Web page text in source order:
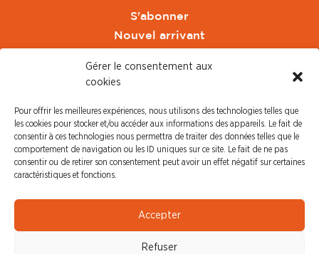
Gérer le consentement aux
cookies
Pour offrir les meilleures expériences, nous utilisons des technologies telles que
les cookies pour stocker et/ou accéder aux informations des appareils. Le fait de
consentir à ces technologies nous permettra de traiter des données telles que le
comportement de navigation ou les ID uniques sur ce site. Le fait de ne pas
consentir ou de retirer son consentement peut avoir un effet négatif sur certaines
caractéristiques et fonctions.
Accepter
Refuser
S'abonner
Nouvel arrivant
CFDT Cadres
CFDT Retraités
L'UFFA
PRESSE
Communiqué de Presse
Revue de Presse